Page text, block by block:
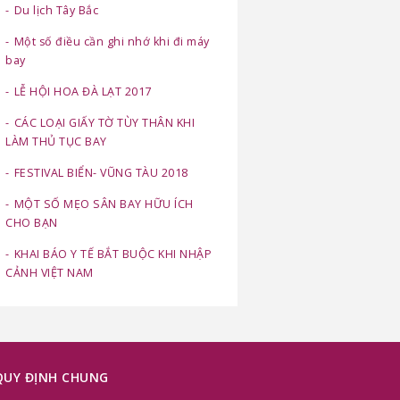
Du lịch Tây Bắc
Một số điều cần ghi nhớ khi đi máy
bay
LỄ HỘI HOA ĐÀ LẠT 2017
CÁC LOẠI GIẤY TỜ TÙY THÂN KHI
LÀM THỦ TỤC BAY
FESTIVAL BIỂN- VŨNG TÀU 2018
MỘT SỐ MẸO SÂN BAY HỮU ÍCH
CHO BẠN
KHAI BÁO Y TẾ BẮT BUỘC KHI NHẬP
CẢNH VIỆT NAM
ĐỊNH CHUNG